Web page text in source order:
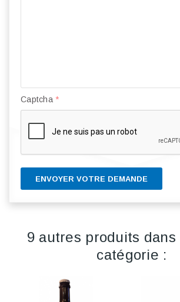
Captcha *
ENVOYER VOTRE DEMANDE
9 autres produits dans
catégorie :